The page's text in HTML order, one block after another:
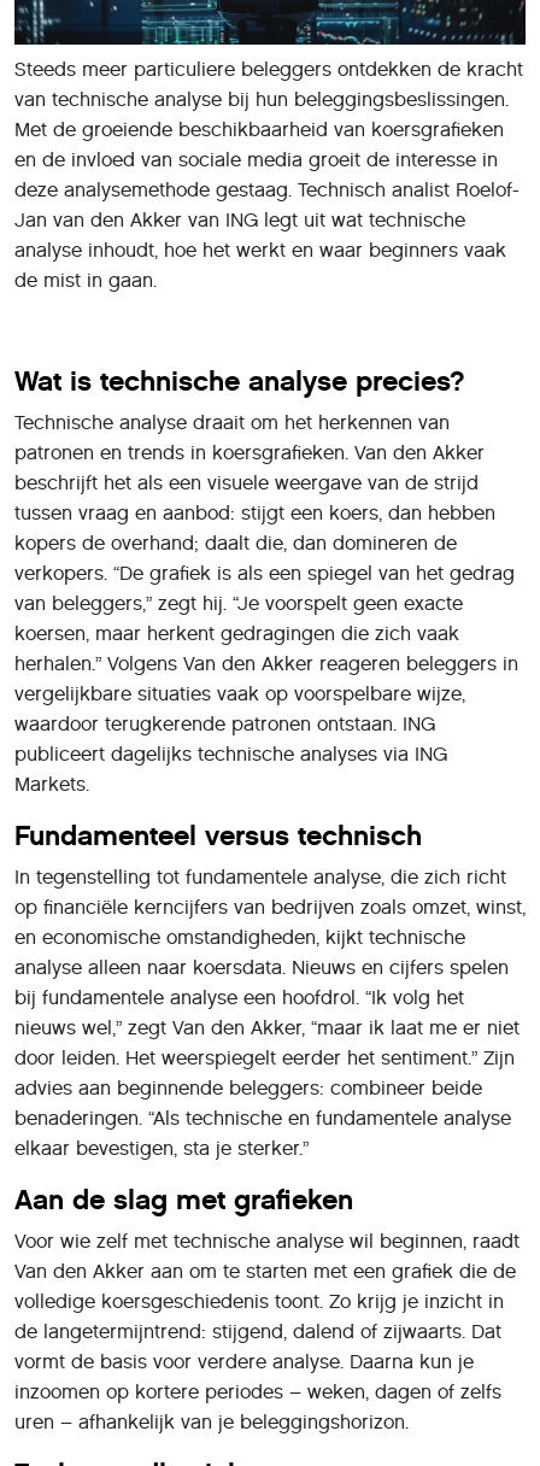
Steeds meer particuliere beleggers ontdekken de kracht
van technische analyse bij hun beleggingsbeslissingen.
Met de groeiende beschikbaarheid van koersgrafieken
en de invloed van sociale media groeit de interesse in
deze analysemethode gestaag. Technisch analist Roelof-
Jan van den Akker van ING legt uit wat technische
analyse inhoudt, hoe het werkt en waar beginners vaak
de mist in gaan.
Wat is technische analyse precies?
Technische analyse draait om het herkennen van
patronen en trends in koersgrafieken. Van den Akker
beschrijft het als een visuele weergave van de strijd
tussen vraag en aanbod: stijgt een koers, dan hebben
kopers de overhand; daalt die, dan domineren de
verkopers. “De grafiek is als een spiegel van het gedrag
van beleggers,” zegt hij. “Je voorspelt geen exacte
koersen, maar herkent gedragingen die zich vaak
herhalen.” Volgens Van den Akker reageren beleggers in
vergelijkbare situaties vaak op voorspelbare wijze,
waardoor terugkerende patronen ontstaan. ING
publiceert dagelijks technische analyses via ING
Markets.
Fundamenteel versus technisch
In tegenstelling tot fundamentele analyse, die zich richt
op financiële kerncijfers van bedrijven zoals omzet, winst,
en economische omstandigheden, kijkt technische
analyse alleen naar koersdata. Nieuws en cijfers spelen
bij fundamentele analyse een hoofdrol. “Ik volg het
nieuws wel,” zegt Van den Akker, “maar ik laat me er niet
door leiden. Het weerspiegelt eerder het sentiment.” Zijn
advies aan beginnende beleggers: combineer beide
benaderingen. “Als technische en fundamentele analyse
elkaar bevestigen, sta je sterker.”
Aan de slag met grafieken
Voor wie zelf met technische analyse wil beginnen, raadt
Van den Akker aan om te starten met een grafiek die de
volledige koersgeschiedenis toont. Zo krijg je inzicht in
de langetermijntrend: stijgend, dalend of zijwaarts. Dat
vormt de basis voor verdere analyse. Daarna kun je
inzoomen op kortere periodes – weken, dagen of zelfs
uren – afhankelijk van je beleggingshorizon.